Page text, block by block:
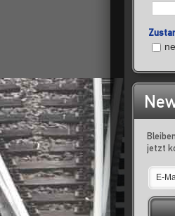
jetzt